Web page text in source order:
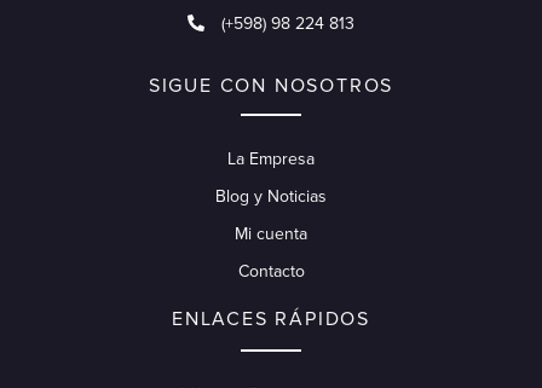
(+598) 98 224 813
SIGUE CON NOSOTROS
La Empresa
Blog y Noticias
Mi cuenta
Contacto
ENLACES RÁPIDOS